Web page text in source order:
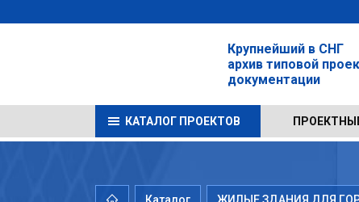
Крупнейший в СНГ
архив типовой
документации
КАТАЛОГ ПРОЕКТОВ